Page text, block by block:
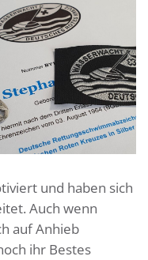
und haben sich
Auch wenn
auf Anhieb
ihr Bestes